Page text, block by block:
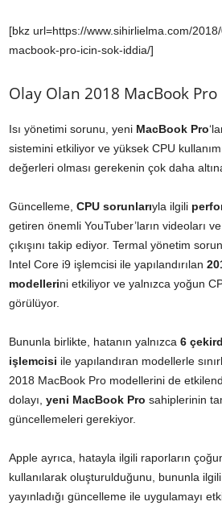
[bkz url=https://www.sihirlielma.com/
macbook-pro-icin-sok-iddia/]
Olay Olan 2018 MacBook Pro
Isı yönetimi sorunu, yeni MacBook Pro
sistemini etkiliyor ve yüksek CPU
değerleri olması gerekenin çok daha
Güncelleme, CPU sorunlarıyla ilgili
getiren önemli YouTuber’ların videoları
çıkışını takip ediyor. Termal yönetim
Intel Core i9 işlemcisi ile yapılandırılan
modellerini etkiliyor ve yalnızca yoğun
görülüyor.
Bununla birlikte, hatanın yalnızca 6
işlemcisi ile yapılandıran modellerle
2018 MacBook Pro modellerini de
dolayı, yeni MacBook Pro sahiplerinin
güncellemeleri gerekiyor.
Apple ayrıca, hatayla ilgili raporların
kullanılarak oluşturulduğunu, bununla ilgili
yayınladığı güncelleme ile uygulamayı